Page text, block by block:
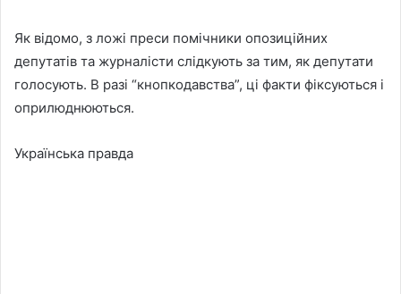
Як відомо, з ложі преси помічники опозиційних
депутатів та журналісти слідкують за тим, як депутати
голосують. В разі “кнопкодавства”, ці факти фіксуються і
оприлюднюються.
Українська правда